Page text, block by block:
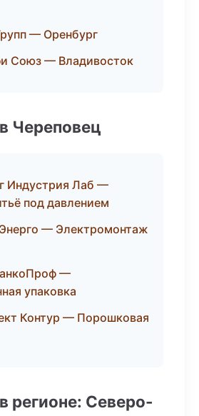
— Оренбург
Союз — Владивосток
Череповец
Индустрия Лаб —
под давлением
— Электромонтаж
—
упаковка
Контур — Порошковая
регионе: Северо-